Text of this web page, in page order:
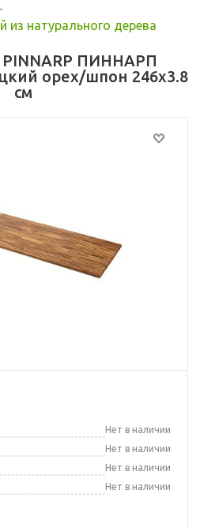
-
натурального дерева
PINNARP ПИННАРП
орех/шпон 246x3.8
см
Нет в наличии
Нет в наличии
Нет в наличии
Нет в наличии